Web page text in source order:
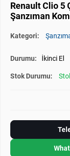
Renault Clio 5
Şanzıman
Kategori:
Durumu: İkinci El
Stok Durumu: